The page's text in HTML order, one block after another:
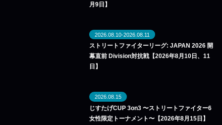
月9日】
2026.08.10-2026.08.11
ストリートファイターリーグ: JAPAN 2026 開
幕直前 Division対抗戦【2026年8月10日、11
日】
2026.08.15
じすたげCUP 3on3 〜ストリートファイター6
女性限定トーナメント〜【2026年8月15日】